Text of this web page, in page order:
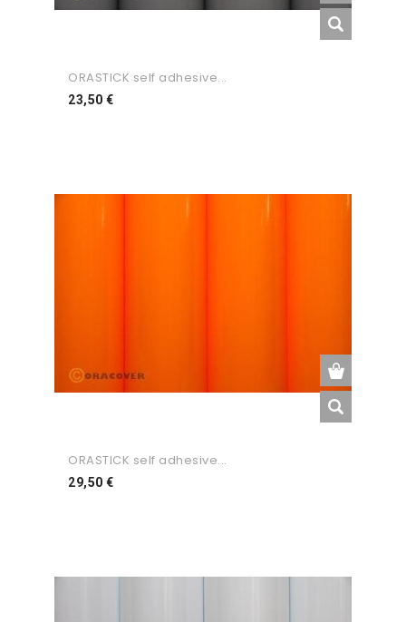
ORASTICK self adhesive...
23,50 €Preço
ORASTICK self adhesive...
29,50 €Preço